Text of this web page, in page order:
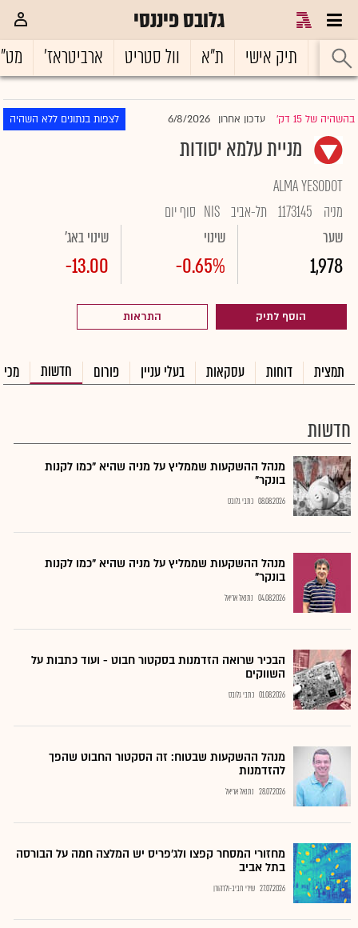
גלובס פיננסי
ראשי תיק אישי ת"א וול סטריט ארביטראז'
בהשהיה של 15 דק' |עדכון אחרון 6/8/2026 לצפות בנתונים ללא השהיה
מניית עלמא יסודות
ALMA YESODOT
מניה
1173145 תל-אביב NIS סוף יום
שער
1,978
שינוי
-0.65%
שינוי באג'
-13.00
הוסף לתיק התראות
תמצית דוחות עסקאות בעלי עניין פורום חדשות
חדשות
מנהל ההשקעות שממליץ על מניה שהיא "כמו לקנות
בונקר"
08.08.2026 כתבי גלובס
מנהל ההשקעות שממליץ על מניה שהיא "כמו לקנות
בונקר"
04.08.2026 נתנאל אריאל
הבכיר שרואה הזדמנות בסקטור חבוט - ועוד כתבות על
השווקים
01.08.2026 כתבי גלובס
מנהל ההשקעות שבטוח: זה הסקטור החבוט שהפך
להזדמנות
28.07.2026 נתנאל אריאל
מחזורי המסחר קפצו ולג'פריס יש המלצה חמה על הבורסה
בתל אביב
27.07.2026 שירי חביב-ולדהורן